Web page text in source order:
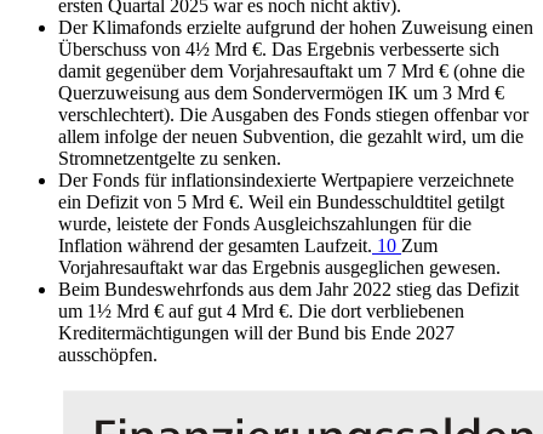
ersten Quartal 2025 war es noch nicht aktiv).
Der Klimafonds erzielte aufgrund der hohen Zuweisung einen
Überschuss von 4½ Mrd €. Das Ergebnis verbesserte sich
damit gegenüber dem Vorjahresauftakt um 7 Mrd € (ohne die
Querzuweisung aus dem Sondervermögen IK um 3 Mrd €
verschlechtert). Die Ausgaben des Fonds stiegen offenbar vor
allem infolge der neuen Subvention, die gezahlt wird, um die
Stromnetzentgelte zu senken.
Der Fonds für inflationsindexierte Wertpapiere verzeichnete
ein Defizit von 5 Mrd €. Weil ein Bundesschuldtitel getilgt
wurde, leistete der Fonds Ausgleichszahlungen für die
Inflation während der gesamten Laufzeit. 10 Zum
Vorjahresauftakt war das Ergebnis ausgeglichen gewesen.
Beim Bundeswehrfonds aus dem Jahr 2022 stieg das Defizit
um 1½ Mrd € auf gut 4 Mrd €. Die dort verbliebenen
Kreditermächtigungen will der Bund bis Ende 2027
ausschöpfen.